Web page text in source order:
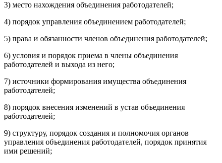
3) место нахождения объединения работодателей;
4) порядок управления объединением работодателей;
5) права и обязанности членов объединения работодателей;
6) условия и порядок приема в члены объединения
работодателей и выхода из него;
7) источники формирования имущества объединения
работодателей;
8) порядок внесения изменений в устав объединения
работодателей;
9) структуру, порядок создания и полномочия органов
управления объединения работодателей, порядок принятия
ими решений;